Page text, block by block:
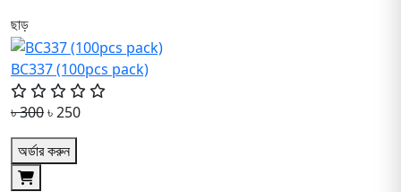
ছাড়
BC337 (100pcs pack)
৳ 300৳ 250
অর্ডার করুন